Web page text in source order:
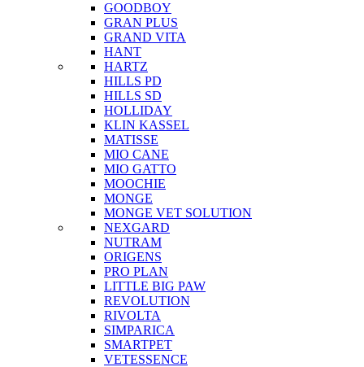
GOODBOY
GRAN PLUS
GRAND VITA
HANT
HARTZ
HILLS PD
HILLS SD
HOLLIDAY
KLIN KASSEL
MATISSE
MIO CANE
MIO GATTO
MOOCHIE
MONGE
MONGE VET SOLUTION
NEXGARD
NUTRAM
ORIGENS
PRO PLAN
LITTLE BIG PAW
REVOLUTION
RIVOLTA
SIMPARICA
SMARTPET
VETESSENCE